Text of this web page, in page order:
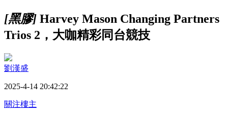
[黑膠] Harvey Mason Changing Partners
Trios 2，大咖精彩同台競技
劉漢盛
2025-4-14 20:42:22
關注樓主